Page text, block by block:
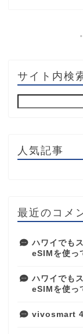
サイト内検
人気記事
最近のコメ
ハワイでも
eSIMを使っ
ハワイでも
eSIMを使っ
vivosmart 4